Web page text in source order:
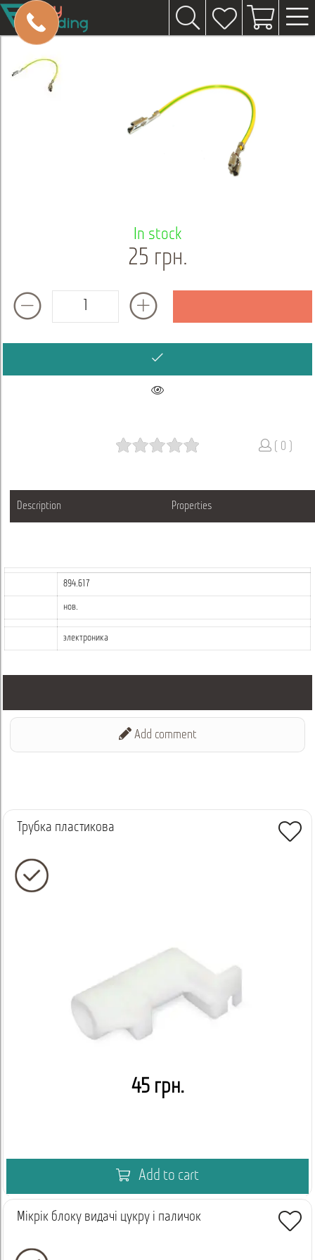
In stock
25 грн.
( 0 )
Description Properties
894.617
нов.
электроника
Add comment
Трубка пластикова
45 грн.
Add to cart
Мікрік блоку видачі цукру і паличок